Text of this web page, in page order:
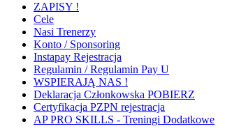
ZAPISY !
Cele
Nasi Trenerzy
Konto / Sponsoring
Instapay Rejestracja
Regulamin / Regulamin Pay U
WSPIERAJĄ NAS !
Deklaracja Członkowska POBIERZ
Certyfikacja PZPN rejestracja
AP PRO SKILLS - Treningi Dodatkowe